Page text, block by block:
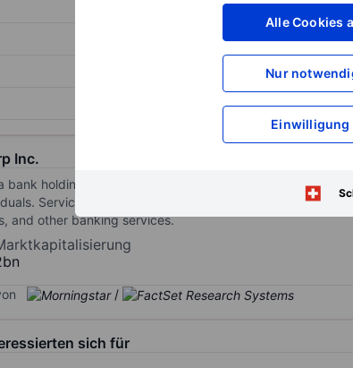
Alle Cookies
Nur
Einwilligung
Konto
Inc.
bank holding company engaged in providing financial
Services offered by the bank include online
and other banking services.
/
sich für